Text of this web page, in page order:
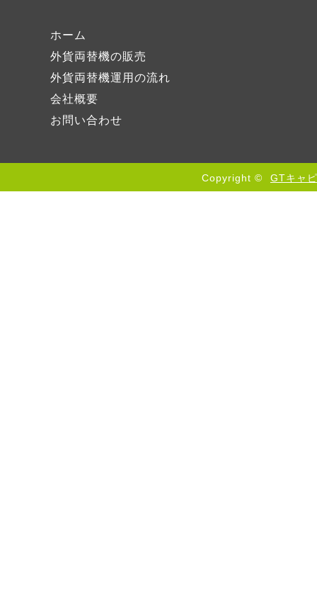
ホーム
外貨両替機の販売
外貨両替機運用の流れ
会社概要
お問い合わせ
Copyright © GTキャ